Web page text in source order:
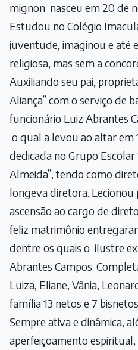
mignon nasceu em 20 de
Estudou no Colégio
juventude, imaginou e até
religiosa, mas sem a
Auxiliando seu pai,
Aliança” com o serviço de
funcionário Luiz Abrantes
o qual a levou ao altar em
dedicada no Grupo
Almeida”, tendo como
longeva diretora. Lecionou
ascensão ao cargo de
feliz matrimônio
dentre os quais o ilustre
Abrantes Campos.
Luiza, Eliane, Vânia,
família 13 netos e 7
Sempre ativa e dinâmica,
aperfeiçoamento espiritual,